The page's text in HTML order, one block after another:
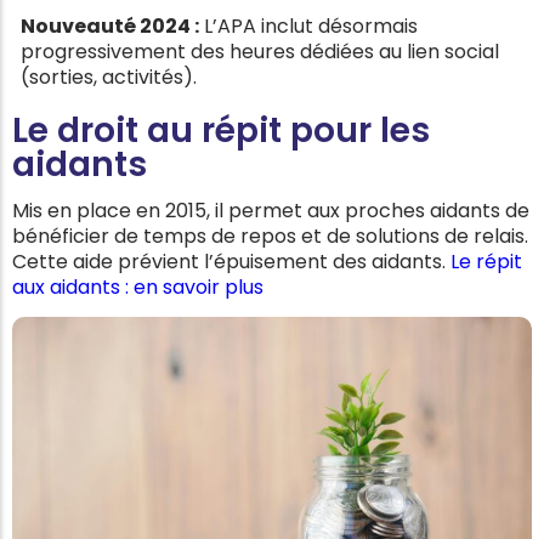
Nouveauté 2024 : L’APA inclut désormais
progressivement des heures dédiées au lien social
(sorties, activités).
Le droit au répit pour les
aidants
Mis en place en 2015, il permet aux proches aidants de
bénéficier de temps de repos et de solutions de relais.
Cette aide prévient l’épuisement des aidants. Le répit
aux aidants : en savoir plus